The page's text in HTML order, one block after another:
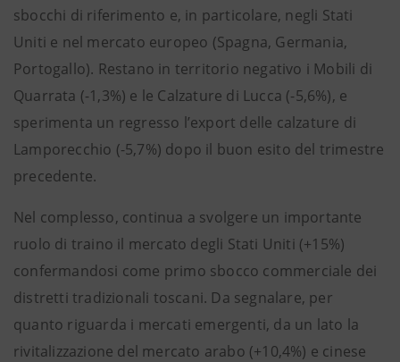
sbocchi di riferimento e, in particolare, negli Stati
Uniti e nel mercato europeo (Spagna, Germania,
Portogallo). Restano in territorio negativo i Mobili di
Quarrata (-1,3%) e le Calzature di Lucca (-5,6%), e
sperimenta un regresso l’export delle calzature di
Lamporecchio (-5,7%) dopo il buon esito del trimestre
precedente.
Nel complesso, continua a svolgere un importante
ruolo di traino il mercato degli Stati Uniti (+15%)
confermandosi come primo sbocco commerciale dei
distretti tradizionali toscani. Da segnalare, per
quanto riguarda i mercati emergenti, da un lato la
rivitalizzazione del mercato arabo (+10,4%) e cinese